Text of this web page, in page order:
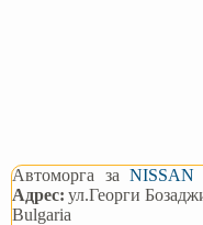
Автоморга за NISSAN
Адрес: ул.Георги
Bulgaria